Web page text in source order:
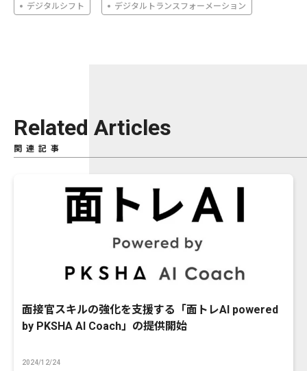
デジタルシフト デジタルトランスフォーメーション
Related Articles
関連記事
面接官スキルの強化を支援する「面トレAI powered
by PKSHA AI Coach」の提供開始
2024/12/24